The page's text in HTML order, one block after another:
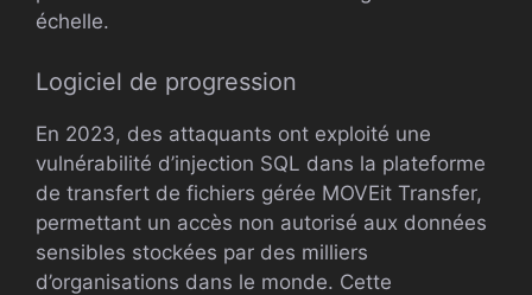
échelle.
Logiciel de progression
En 2023, des attaquants ont exploité une
vulnérabilité d’injection SQL dans la plateforme
de transfert de fichiers gérée MOVEit Transfer,
permettant un accès non autorisé aux données
sensibles stockées par des milliers
d’organisations dans le monde. Cette